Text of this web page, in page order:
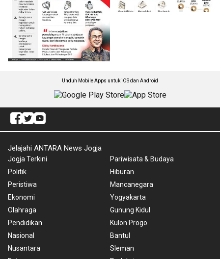
Unduh Mobile Apps untuk iOS dan Android
Jelajahi ANTARA News Jogja
Jogja Terkini
Politik
Peristiwa
Ekonomi
Olahraga
Pendidikan
Nasional
Nusantara
Pariwisata & Budaya
Hiburan
Mancanegara
Yogyakarta
Gunung Kidul
Kulon Progo
Bantul
Sleman